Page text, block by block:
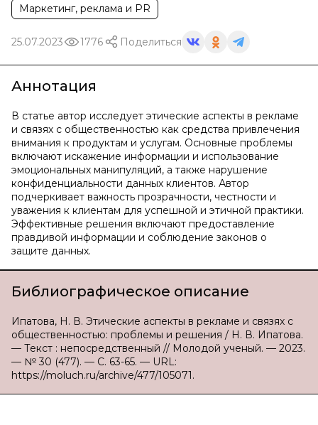
Маркетинг, реклама и PR
25.07.2023 1776 Поделиться
Аннотация
В статье автор исследует этические аспекты в рекламе
и связях с общественностью как средства привлечения
внимания к продуктам и услугам. Основные проблемы
включают искажение информации и использование
эмоциональных манипуляций, а также нарушение
конфиденциальности данных клиентов. Автор
подчеркивает важность прозрачности, честности и
уважения к клиентам для успешной и этичной практики.
Эффективные решения включают предоставление
правдивой информации и соблюдение законов о
защите данных.
Библиографическое описание
Ипатова, Н. В. Этические аспекты в рекламе и связях с
общественностью: проблемы и решения / Н. В. Ипатова.
— Текст : непосредственный // Молодой ученый. — 2023.
— № 30 (477). — С. 63-65. — URL:
https://moluch.ru/archive/477/105071.